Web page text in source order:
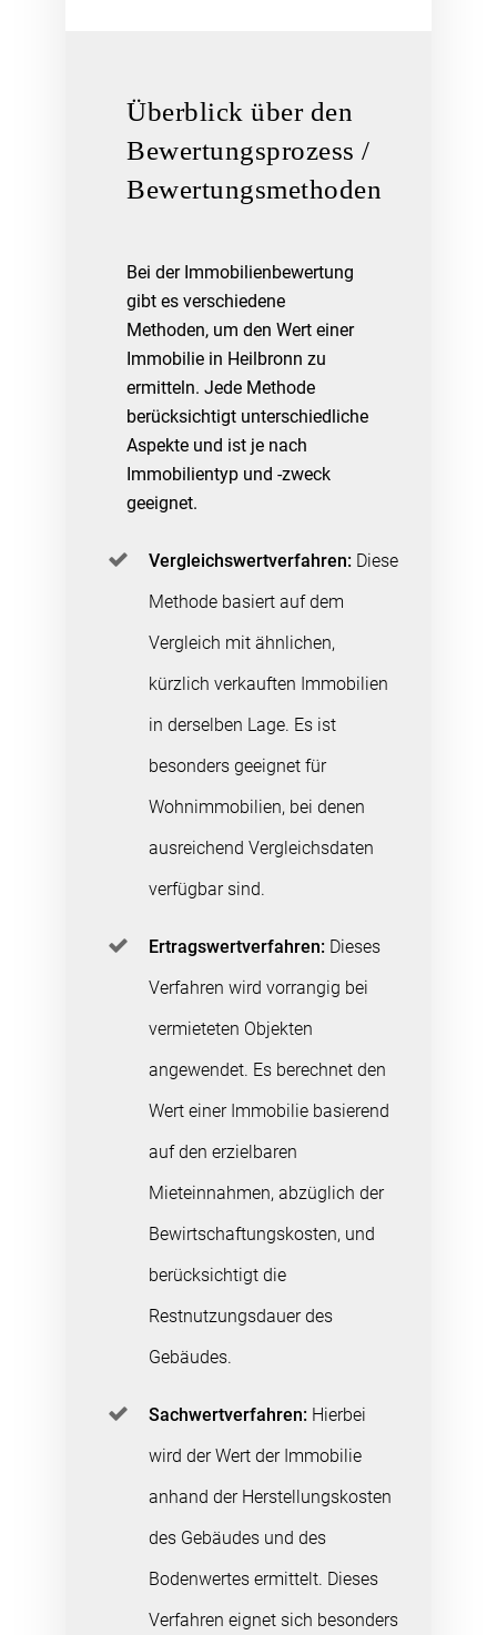
Überblick über den
Bewertungsprozess /
Bewertungsmethoden
Bei der Immobilienbewertung
gibt es verschiedene
Methoden, um den Wert einer
Immobilie in Heilbronn zu
ermitteln. Jede Methode
berücksichtigt unterschiedliche
Aspekte und ist je nach
Immobilientyp und -zweck
geeignet.
Vergleichswertverfahren: Diese
Methode basiert auf dem
Vergleich mit ähnlichen,
kürzlich verkauften Immobilien
in derselben Lage. Es ist
besonders geeignet für
Wohnimmobilien, bei denen
ausreichend Vergleichsdaten
verfügbar sind.
Ertragswertverfahren: Dieses
Verfahren wird vorrangig bei
vermieteten Objekten
angewendet. Es berechnet den
Wert einer Immobilie basierend
auf den erzielbaren
Mieteinnahmen, abzüglich der
Bewirtschaftungskosten, und
berücksichtigt die
Restnutzungsdauer des
Gebäudes.
Sachwertverfahren: Hierbei
wird der Wert der Immobilie
anhand der Herstellungskosten
des Gebäudes und des
Bodenwertes ermittelt. Dieses
Verfahren eignet sich besonders